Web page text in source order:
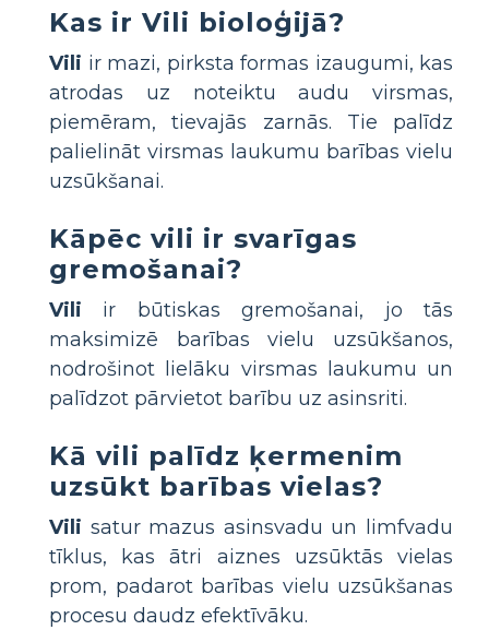
Kas ir Vili bioloģijā?
Vili ir mazi, pirksta formas izaugumi, kas
atrodas uz noteiktu audu virsmas,
piemēram, tievajās zarnās. Tie palīdz
palielināt virsmas laukumu barības vielu
uzsūkšanai.
Kāpēc vili ir svarīgas
gremošanai?
Vili ir būtiskas gremošanai, jo tās
maksimizē barības vielu uzsūkšanos,
nodrošinot lielāku virsmas laukumu un
palīdzot pārvietot barību uz asinsriti.
Kā vili palīdz ķermenim
uzsūkt barības vielas?
Vili satur mazus asinsvadu un limfvadu
tīklus, kas ātri aiznes uzsūktās vielas
prom, padarot barības vielu uzsūkšanas
procesu daudz efektīvāku.